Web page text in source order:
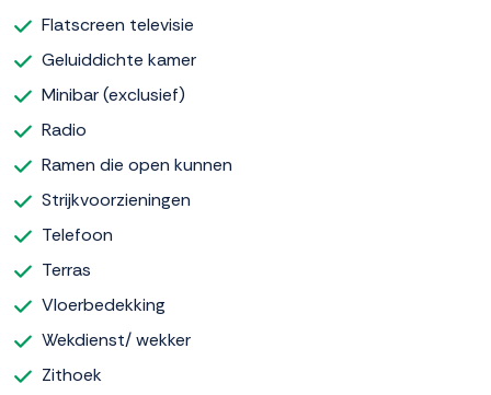
Flatscreen televisie
Geluiddichte kamer
Minibar (exclusief)
Radio
Ramen die open kunnen
Strijkvoorzieningen
Telefoon
Terras
Vloerbedekking
Wekdienst/ wekker
Zithoek